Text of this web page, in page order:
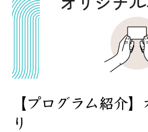
【プログラム紹介
り